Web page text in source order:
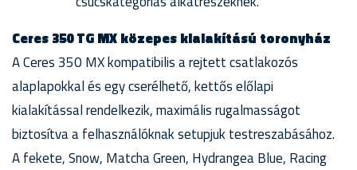
Ceres 350 TG MX közepes kialakítású toronyház
A Ceres 350 MX kompatibilis a rejtett csatlakozós
alaplapokkal és egy cserélhető, kettős előlapi
kialakítással rendelkezik, maximális rugalmasságot
biztosítva a felhasználóknak setupjuk testreszabásához.
A fekete, Snow, Matcha Green, Hydrangea Blue, Racing